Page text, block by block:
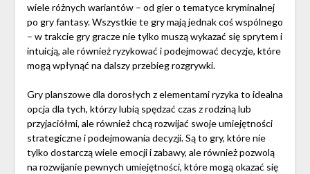
wiele różnych wariantów – od gier o tematyce kryminalnej
po gry fantasy. Wszystkie te gry mają jednak coś wspólnego
– w trakcie gry gracze nie tylko muszą wykazać się sprytem i
intuicją, ale również ryzykować i podejmować decyzje, które
mogą wpłynąć na dalszy przebieg rozgrywki.
Gry planszowe dla dorosłych z elementami ryzyka to idealna
opcja dla tych, którzy lubią spędzać czas z rodziną lub
przyjaciółmi, ale również chcą rozwijać swoje umiejętności
strategiczne i podejmowania decyzji. Są to gry, które nie
tylko dostarczą wiele emocji i zabawy, ale również pozwolą
na rozwijanie pewnych umiejętności, które mogą okazać się